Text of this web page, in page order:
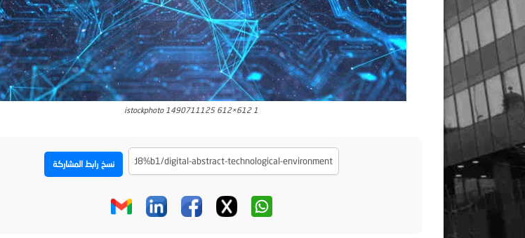
istockphoto 1490711125 612×612 1
نسخ رابط المشاركة